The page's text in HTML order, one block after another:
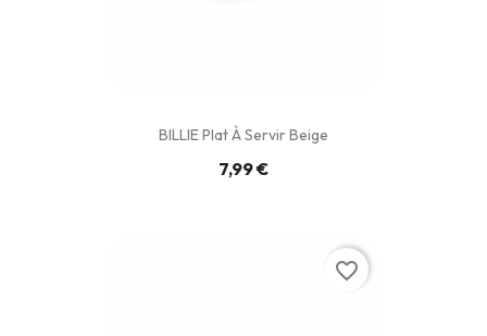
BILLIE Plat À Servir Beige
7,99 €
favorite_border